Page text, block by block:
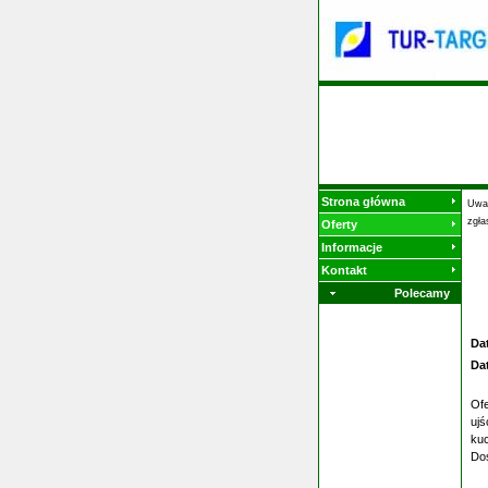
Strona główna
Oferty
Informacje
Kontakt
Polecamy